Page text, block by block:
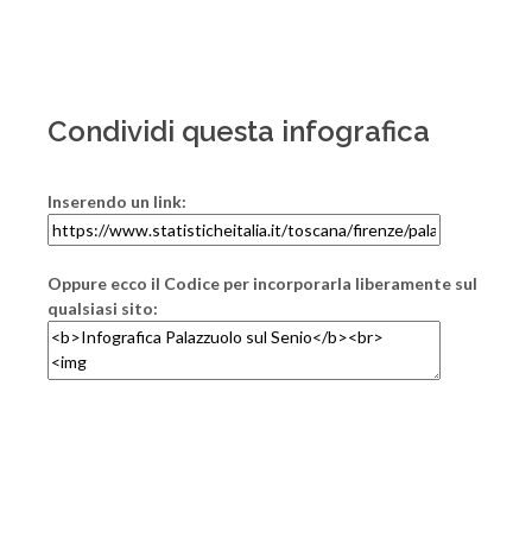
Condividi questa infografica
Inserendo un link:
Oppure ecco il Codice per incorporarla liberamente sul
qualsiasi sito: